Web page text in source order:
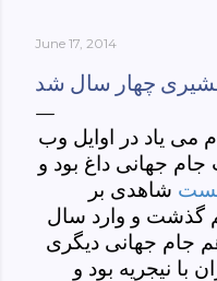
York-culinary-cultures-
ebook/dp/
0&sr=8-1
June 17, 2014
چهار سال شد
یاد در اوایل وب
جهانی داغ بود و
شاهدی بر
گذشت و وارد سال
جام جهانی دیگری
با نیجریه بود و